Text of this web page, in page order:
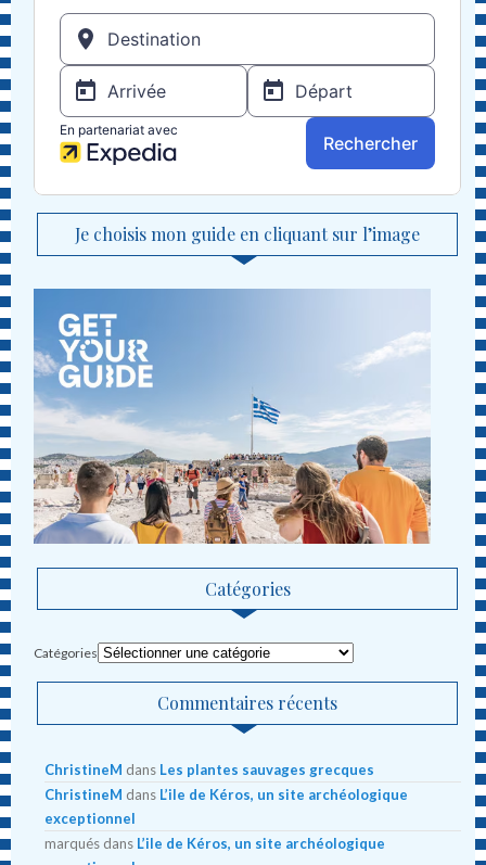
Je choisis mon guide en cliquant sur l’image
Catégories
Catégories
Commentaires récents
ChristineM dans Les plantes sauvages grecques
ChristineM dans L’ile de Kéros, un site archéologique
exceptionnel
marqués dans L’ile de Kéros, un site archéologique